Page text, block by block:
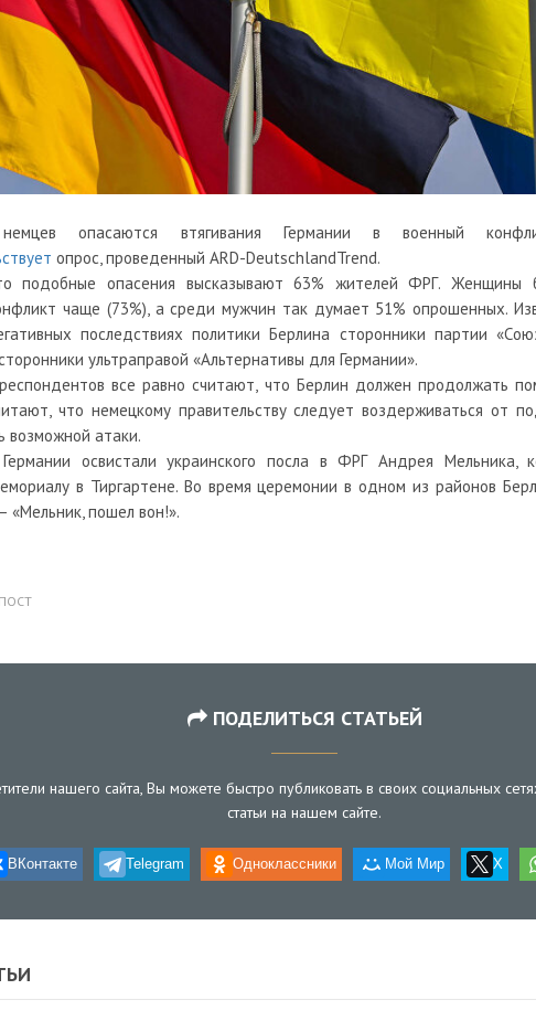
немцев опасаются втягивания Германии в военный
опрос, проведенный ARD-DeutschlandTrend.
подобные опасения высказывают 63% жителей ФРГ. Женщины
чаще (73%), а среди мужчин так думает 51% опрошенных.
последствиях политики Берлина сторонники партии
ультраправой «Альтернативы для Германии».
все равно считают, что Берлин должен продолжать
что немецкому правительству следует воздерживаться от
возможной атаки.
освистали украинского посла в ФРГ Андрея Мельника,
в Тиргартене. Во время церемонии в одном из районов
«Мельник, пошел вон!».
ПОДЕЛИТЬСЯ СТАТЬЕЙ
нашего сайта, Вы можете быстро публиковать в своих социальных
статьи на нашем сайте.
ВКонтакте Telegram Одноклассники Мой Мир X